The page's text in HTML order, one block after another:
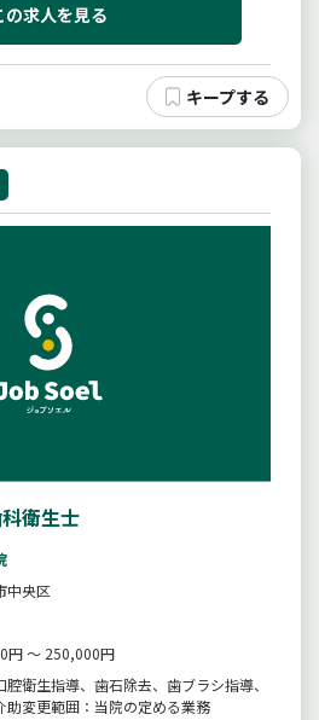
の求人を見る
衛生士
中央区
円 ～ 250,000円
腔衛生指導、歯石除去、歯ブラシ指導、
助変更範囲：当院の定める業務